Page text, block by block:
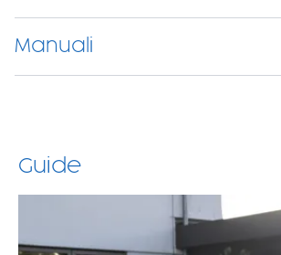
Manuali
Guide